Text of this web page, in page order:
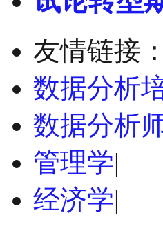
友情链接：
数据分析
数据分析
管理学|
经济学|